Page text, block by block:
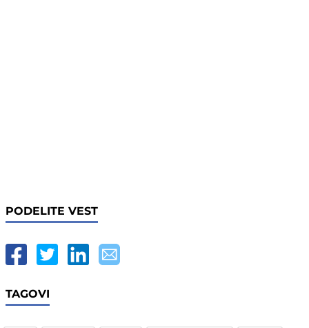
PODELITE VEST
TAGOVI